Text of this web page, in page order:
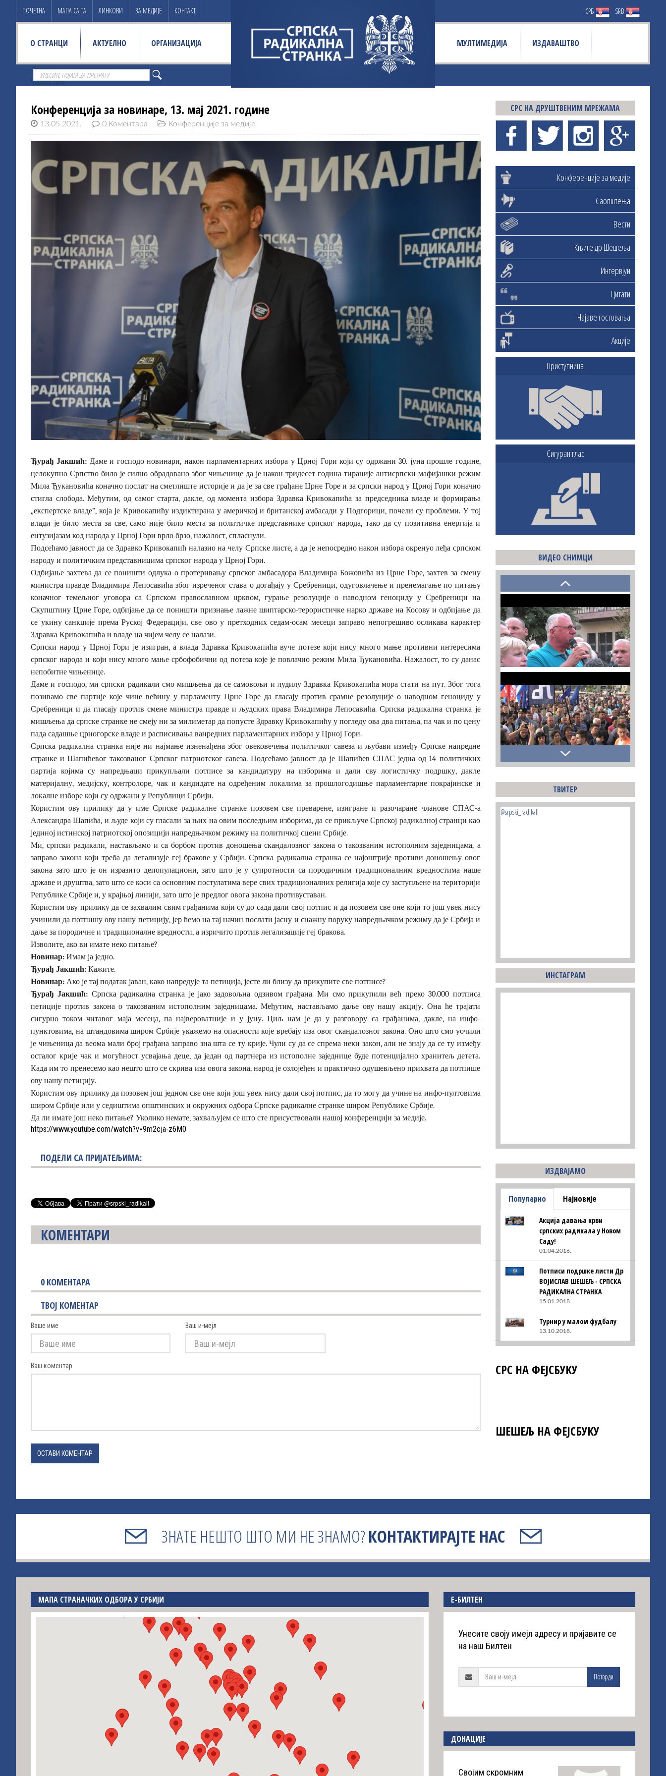
ПОЧЕТНА МАПА САЈТА ЛИНКОВИ ЗА МЕДИЈЕ КОНТАКТ СРБ SRB
О СТРАНЦИ АКТУЕЛНО ОРГАНИЗАЦИЈА МУЛТИМЕДИЈА ИЗДАВАШТВО
ЧЛАНСТВО
Конференција за новинаре, 13. мај 2021. године
13.05.2021. 0 Коментара Конференције за медије
Ђурађ Јакшић: Даме и господо новинари, након парламентарних избора у Црној Гори који су одржани 30. јуна прошле године,
целокупно Српство било је силно обрадовано због чињенице да је након тридесет година тираније антисрпски мафијашки режим
Мила Ђукановића коначно послат на сметлиште историје и да је за све грађане Црне Горе и за српски народ у Црној Гори коначно
стигла слобода. Међутим, од самог старта, дакле, од момента избора Здравка Кривокапића за председника владе и формирања
„експертске владе”, која је Кривокапићу издиктирана у америчкој и британској амбасади у Подгорици, почели су проблеми. У тој
влади је било места за све, само није било места за политичке представнике српског народа, тако да су позитивна енергија и
ентузијазам код народа у Црној Гори врло брзо, нажалост, спласнули.
Подсећамо јавност да се Здравко Кривокапић налазио на челу Српске листе, а да је непосредно након избора окренуо леђа српском
народу и политичким представницима српског народа у Црној Гори.
Одбијање захтева да се поништи одлука о протеривању српског амбасадора Владимира Божовића из Црне Горе, захтев за смену
министра правде Владимира Лепосавића због изреченог става о догађају у Сребреници, одуговлачење и пренемагање по питању
коначног темељног уговора са Српском православном црквом, гурање резолуције о наводном геноциду у Сребреници на
Скупштину Црне Горе, одбијање да се поништи признање лажне шиптарско-терористичке нарко државе на Косову и одбијање да
се укину санкције према Руској Федерацији, све ово у претходних седам-осам месеци заправо непогрешиво осликава карактер
Здравка Кривокапића и владе на чијем челу се налази.
Српски народ у Црној Гори је изигран, а влада Здравка Кривокапића вуче потезе који нису много мање противни интересима
српског народа и који нису много мање србофобични од потеза које је повлачио режим Мила Ђукановића. Нажалост, то су данас
непобитне чињенице.
Даме и господо, ми српски радикали смо мишљења да се самовољи и лудилу Здравка Кривокапића мора стати на пут. Због тога
позивамо све партије које чине већину у парламенту Црне Горе да гласају против срамне резолуције о наводном геноциду у
Сребреници и да гласају против смене министра правде и људских права Владимира Лепосавића. Српска радикална странка је
мишљења да српске странке не смеју ни за милиметар да попусте Здравку Кривокапићу у погледу ова два питања, па чак и по цену
пада садашње црногорске владе и расписивања ванредних парламентарних избора у Црној Гори.
Српска радикална странка није ни најмање изненађена због овековечења политичког савеза и љубави између Српске напредне
странке и Шапићевог такозваног Српског патриотског савеза. Подсећамо јавност да је Шапићев СПАС једна од 14 политичких
партија којима су напредњаци прикупљали потписе за кандидатуру на изборима и дали сву логистичку подршку, дакле
материјалну, медијску, контролоре, чак и кандидате на одређеним локалима за прошлогодишње парламентарне покрајинске и
локалне изборе који су одржани у Републици Србији.
Користим ову прилику да у име Српске радикалне странке позовем све преварене, изигране и разочаране чланове СПАС-а
Александра Шапића, и људе који су гласали за њих на овим последњим изборима, да се прикључе Српској радикалној странци као
јединој истинској патриотској опозицији напредњачком режиму на политичкој сцени Србије.
Ми, српски радикали, настављамо и са борбом против доношења скандалозног закона о такозваним истополним заједницама, а
заправо закона који треба да легализује геј бракове у Србији. Српска радикална странка се најоштрије противи доношењу овог
закона зато што је он изразито депопулациони, зато што је у супротности са породичним традиционалним вредностима наше
државе и друштва, зато што се коси са основним постулатима вере свих традиционалних религија које су заступљене на територији
Републике Србије и, у крајњој линији, зато што је предлог овога закона противуставан.
Користим ову прилику да се захвалим свим грађанима који су до сада дали свој потпис и да позовем све оне који то још увек нису
учинили да потпишу ову нашу петицију, јер ћемо на тај начин послати јасну и снажну поруку напредњачком режиму да је Србија и
даље за породичне и традиционалне вредности, а изричито против легализације геј бракова.
Изволите, ако ви имате неко питање?
Новинар: Имам ја једно.
Ђурађ Јакшић: Кажите.
Новинар: Ако је тај податак јаван, како напредује та петиција, јесте ли близу да прикупите све потписе?
Ђурађ Јакшић: Српска радикална странка је јако задовољна одзивом грађана. Ми смо прикупили већ преко 30.000 потписа
петиције против закона о такозваним истополним заједницама. Међутим, настављамо даље ову нашу акцију. Она ће трајати
сигурно током читавог маја месеца, па највероватније и у јуну. Циљ нам је да у разговору са грађанима, дакле, на инфо-
пунктовима, на штандовима широм Србије укажемо на опасности које вребају иза овог скандалозног закона. Оно што смо уочили
је чињеница да веома мали број грађана заправо зна шта се ту крије. Чули су да се спрема неки закон, али не знају да се ту између
осталог крије чак и могућност усвајања деце, да један од партнера из истополне заједнице буде потенцијално хранитељ детета.
Када им то пренесемо као нешто што се скрива иза овога закона, народ је озлојеђен и практично одушевљено прихвата да потпише
ову нашу петицију.
Користим ову прилику да позовем још једном све оне који још увек нису дали свој потпис, да то могу да учине на инфо-пултовима
широм Србије или у седиштима општинских и окружних одбора Српске радикалне странке широм Републике Србије.
Да ли имате још неко питање? Уколико немате, захваљујем се што сте присуствовали нашој конференцији за медије.
https://www.youtube.com/watch?v=9m2cja-z6M0
ПОДЕЛИ СА ПРИЈАТЕЉИМА:
КОМЕНТАРИ
0 КОМЕНТАРА
ТВОЈ КОМЕНТАР
Ваше име Ваш и-мејл
Ваш коментар
ОСТАВИ КОМЕНТАР
СРС НА ДРУШТВЕНИМ МРЕЖАМА
Конференције за медије
Саопштења
Вести
Књиге др Шешеља
Интервјуи
Цитати
Најаве гостовања
Акције
Приступница
Сигуран глас
ВИДЕО СНИМЦИ
ТВИТЕР
@srpski_radikali
ИНСТАГРАМ
ИЗДВАЈАМО
Популарно Најновије
Акција давања крви
српских радикала у Новом
Саду!
01.04.2016.
Потписи подршке листи Др
ВОЈИСЛАВ ШЕШЕЉ - СРПСКА
РАДИКАЛНА СТРАНКА
15.01.2018.
Турнир у малом фудбалу
13.10.2018.
СРС НА ФЕЈСБУКУ
ШЕШЕЉ НА ФЕЈСБУКУ
ЗНАТЕ НЕШТО ШТО МИ НЕ ЗНАМО?КОНТАКТИРАЈТЕ НАС
МАПА СТРАНАЧКИХ ОДБОРА У СРБИЈИ E-БИЛТЕН
Унесите своју имејл адресу и пријавите се
на наш Билтен
Потврди
ДОНАЦИЈЕ
Својим скромним